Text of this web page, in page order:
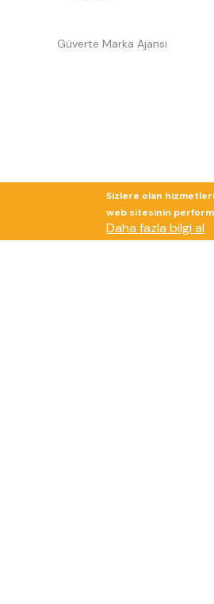
Güverte Marka Ajansı
Sizlere olan
web sitesinin
Daha fazla bilgi al